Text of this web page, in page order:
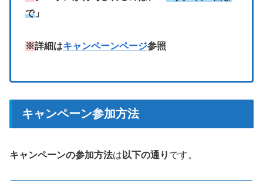
で」
※詳細はキャンペーンページ参照
キャンペーン参加方法
キャンペーンの参加方法は以下の通り です。